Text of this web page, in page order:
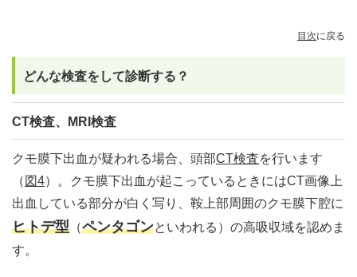
目次に戻る
どんな検査をして診断する？
CT検査、MRI検査
クモ膜下出血が疑われる場合、頭部CT検査を行います
（ 図4）。クモ膜下出血が起こっているときにはCT画像上
出血している部分が白く写り、鞍上部周囲のクモ膜下腔に
ヒトデ型 （ペンタゴンといわれる）の高吸収域を認めま
す。